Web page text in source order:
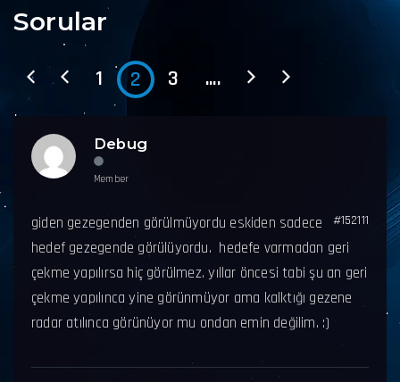
Sorular
1 2 3 ....
Debug
Member
#152111
giden gezegenden görülmüyordu eskiden sadece
hedef gezegende görülüyordu. hedefe varmadan geri
çekme yapılırsa hiç görülmez. yıllar öncesi tabi şu an geri
çekme yapılınca yine görünmüyor ama kalktığı gezene
radar atılınca görünüyor mu ondan emin değilim. :)